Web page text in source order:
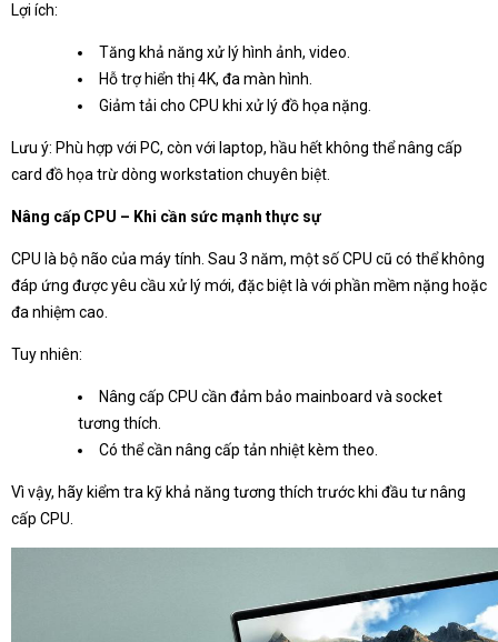
Lợi ích:
Tăng khả năng xử lý hình ảnh, video.
Hỗ trợ hiển thị 4K, đa màn hình.
Giảm tải cho CPU khi xử lý đồ họa nặng.
Lưu ý: Phù hợp với PC, còn với laptop, hầu hết không thể nâng cấp
card đồ họa trừ dòng workstation chuyên biệt.
Nâng cấp CPU – Khi cần sức mạnh thực sự
CPU là bộ não của máy tính. Sau 3 năm, một số CPU cũ có thể không
đáp ứng được yêu cầu xử lý mới, đặc biệt là với phần mềm nặng hoặc
đa nhiệm cao.
Tuy nhiên:
Nâng cấp CPU cần đảm bảo mainboard và socket
tương thích.
Có thể cần nâng cấp tản nhiệt kèm theo.
Vì vậy, hãy kiểm tra kỹ khả năng tương thích trước khi đầu tư nâng
cấp CPU.